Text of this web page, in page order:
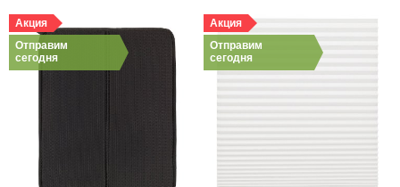
Акция
Отправим
сегодня
Акция
Отправим
сегодня